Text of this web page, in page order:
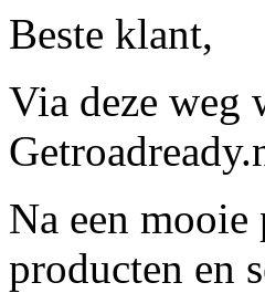
Beste klant,
Via deze weg
Na een
producten en